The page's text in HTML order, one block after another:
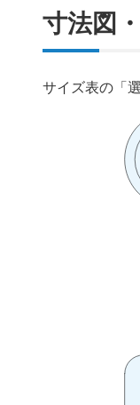
寸法図
サイズ表の「